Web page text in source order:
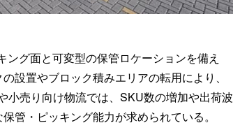
グ面と可変型の保管ロケーションを備え
設置やブロック積みエリアの転用により、
小売り向け物流では、SKU数の増加や出荷波
管・ピッキング能力が求められている。